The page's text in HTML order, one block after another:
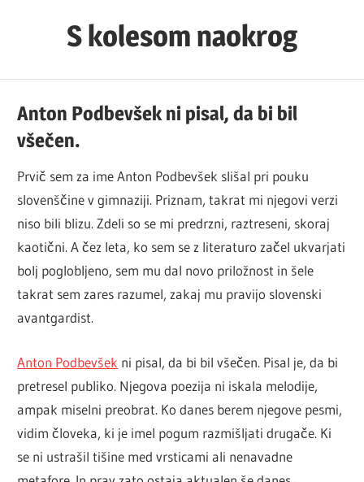
S kolesom naokrog
Anton Podbevšek ni pisal, da bi bil
všečen.
Prvič sem za ime Anton Podbevšek slišal pri pouku
slovenščine v gimnaziji. Priznam, takrat mi njegovi verzi
niso bili blizu. Zdeli so se mi predrzni, raztreseni, skoraj
kaotični. A čez leta, ko sem se z literaturo začel ukvarjati
bolj poglobljeno, sem mu dal novo priložnost in šele
takrat sem zares razumel, zakaj mu pravijo slovenski
avantgardist.
Anton Podbevšek ni pisal, da bi bil všečen. Pisal je, da bi
pretresel publiko. Njegova poezija ni iskala melodije,
ampak miselni preobrat. Ko danes berem njegove pesmi,
vidim človeka, ki je imel pogum razmišljati drugače. Ki
se ni ustrašil tišine med vrsticami ali nenavadne